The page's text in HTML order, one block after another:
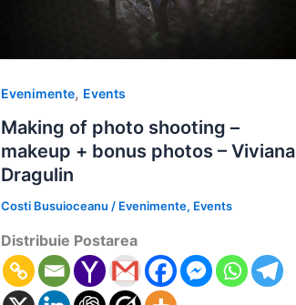
Evenimente, Events
Making of photo shooting –
makeup + bonus photos – Viviana
Dragulin
Costi Busuioceanu / Evenimente, Events
Distribuie Postarea